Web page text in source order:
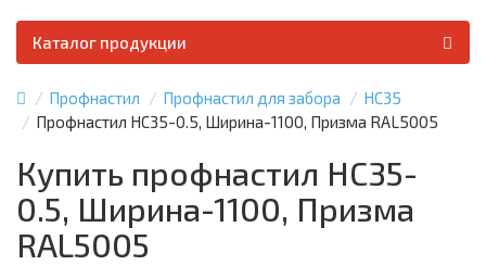
Каталог продукции
Профнастил Профнастил для забора
НС35
Профнастил НС35-0.5, Ширина-1100, Призма RAL5005
Купить профнастил НС35-
0.5, Ширина-1100, Призма
RAL5005